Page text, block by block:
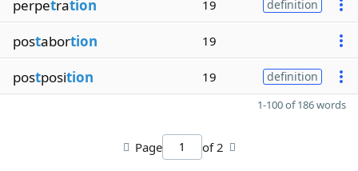
perpetration 19 definition
postabortion 19
postposition 19 definition
1-100 of 186 words
Page of 2